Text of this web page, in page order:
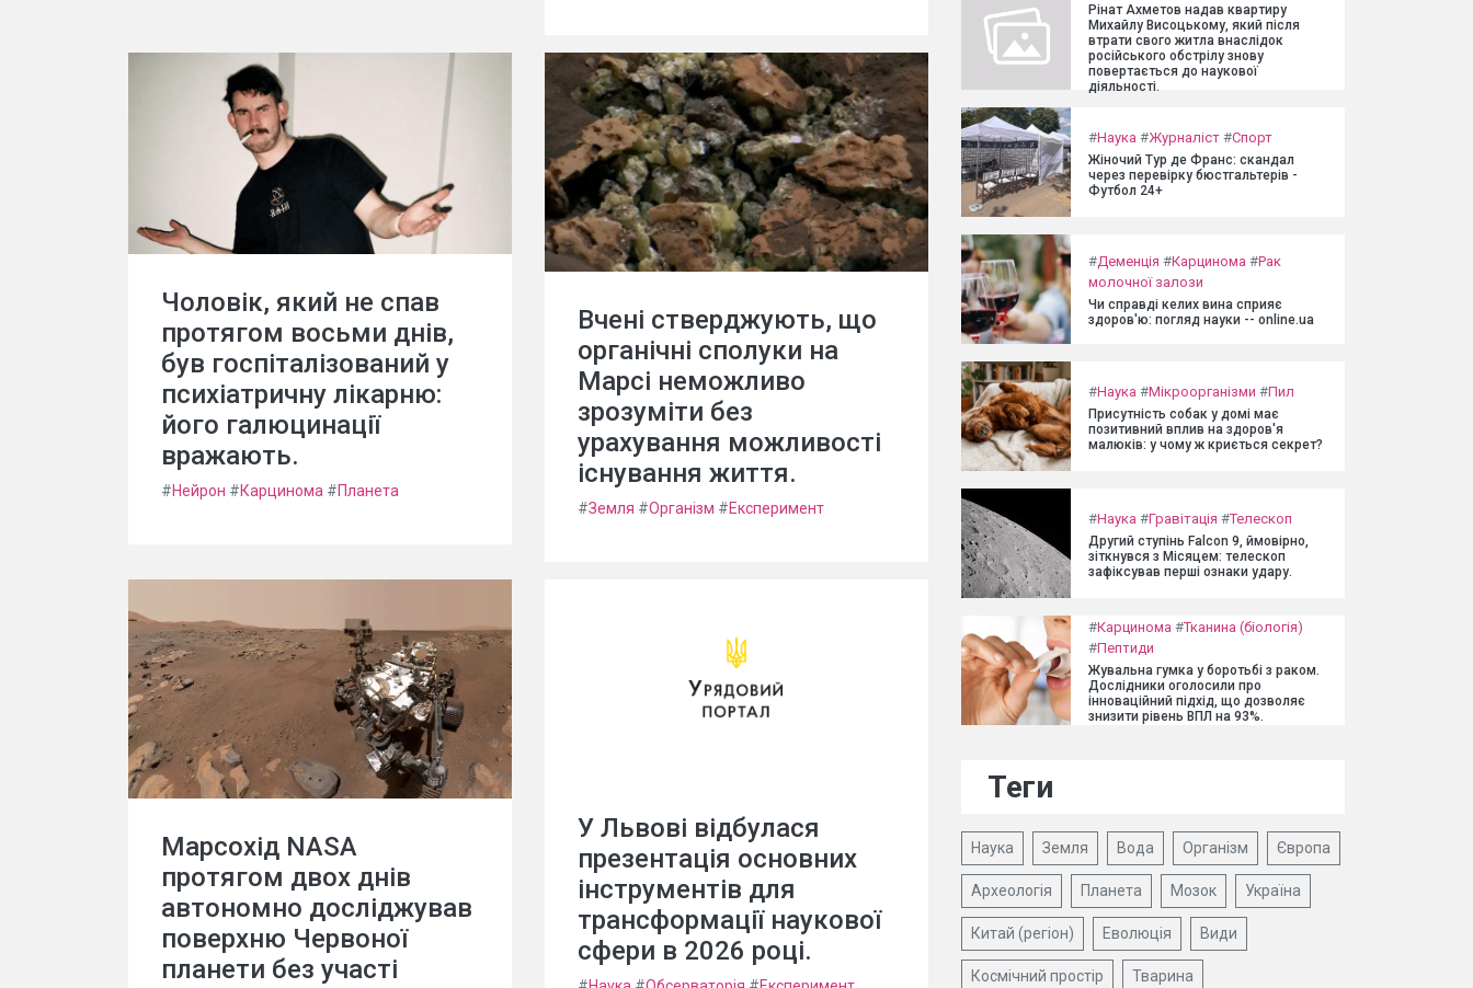
Чоловік, який не спав
протягом восьми днів,
був госпіталізований у
психіатричну лікарню:
його галюцинації
вражають.
#Нейрон #Карцинома #Планета
Вчені стверджують, що
органічні сполуки на
Марсі неможливо
зрозуміти без
урахування можливості
існування життя.
#Земля #Організм #Експеримент
Марсохід NASA
протягом двох днів
автономно досліджував
поверхню Червоної
планети без участі
У Львові відбулася
презентація основних
інструментів для
трансформації наукової
сфери в 2026 році.
Рінат Ахметов надав квартиру
Михайлу Висоцькому, який після
втрати свого житла внаслідок
російського обстрілу знову
повертається до наукової
діяльності.
#Наука #Журналіст #Спорт
Жіночий Тур де Франс: скандал
через перевірку бюстгальтерів -
Футбол 24+
#Деменція #Карцинома #Рак
молочної залози
Чи справді келих вина сприяє
здоров'ю: погляд науки -- online.ua
#Наука #Мікроорганізми #Пил
Присутність собак у домі має
позитивний вплив на здоров'я
малюків: у чому ж криється секрет?
#Наука #Гравітація #Телескоп
Другий ступінь Falcon 9, ймовірно,
зіткнувся з Місяцем: телескоп
зафіксував перші ознаки удару.
#Карцинома #Тканина (біологія)
#Пептиди
Жувальна гумка у боротьбі з раком.
Дослідники оголосили про
інноваційний підхід, що дозволяє
знизити рівень ВПЛ на 93%.
Теги
Наука Земля Вода Організм Європа
Археологія Планета Мозок Україна
Китай (регіон) Еволюція Види
Космічний простір Тварина